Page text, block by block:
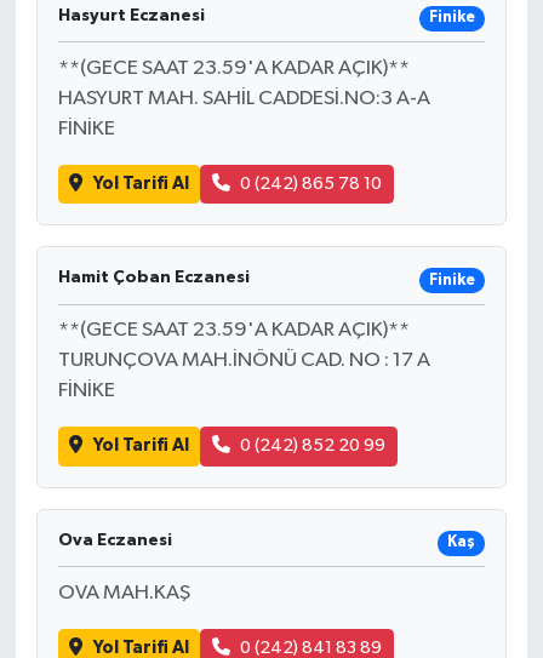
Hasyurt Eczanesi Finike
**(GECE SAAT 23.59'A KADAR AÇIK)**
HASYURT MAH. SAHİL CADDESİ.NO:3 A-A
FİNİKE
Yol Tarifi Al 0 (242) 865 78 10
Hamit Çoban Eczanesi Finike
**(GECE SAAT 23.59'A KADAR AÇIK)**
TURUNÇOVA MAH.İNÖNÜ CAD. NO : 17 A
FİNİKE
Yol Tarifi Al 0 (242) 852 20 99
Ova Eczanesi Kaş
OVA MAH.KAŞ
Yol Tarifi Al 0 (242) 841 83 89